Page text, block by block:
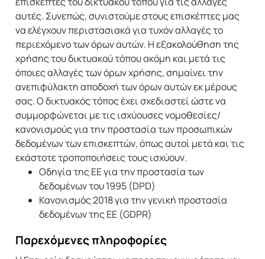
αυτές. Συνεπώς, συνιστούμε στους επισκέπτες μας
να ελέγχουν περιστασιακά για τυχόν αλλαγές το
περιεχόμενο των όρων αυτών. Η εξακολούθηση της
χρήσης του δικτυακού τόπου ακόμη και μετά τις
όποιες αλλαγές των όρων χρήσης, σημαίνει την
ανεπιφύλακτη αποδοχή των όρων αυτών εκ μέρους
σας. Ο δικτυακός τόπος έχει σχεδιαστεί ώστε να
συμμορφώνεται με τις ισχύουσες νομοθεσίες/
κανονισμούς για την προστασία των προσωπικών
δεδομένων των επισκεπτών, όπως αυτοί μετά και τις
εκάστοτε τροποποιήσεις τους ισχύουν.
Οδηγία της ΕΕ για την προστασία των
δεδομένων του 1995 (DPD)
Κανονισμός 2018 για την γενική προστασία
δεδομένων της ΕΕ (GDPR)
Παρεχόμενες πληροφορίες